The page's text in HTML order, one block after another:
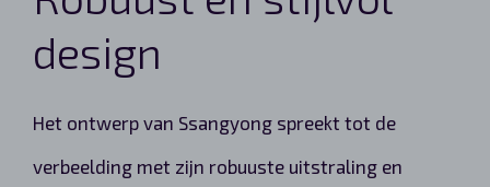
design
Het ontwerp van Ssangyong spreekt tot de
verbeelding met zijn robuuste uitstraling en